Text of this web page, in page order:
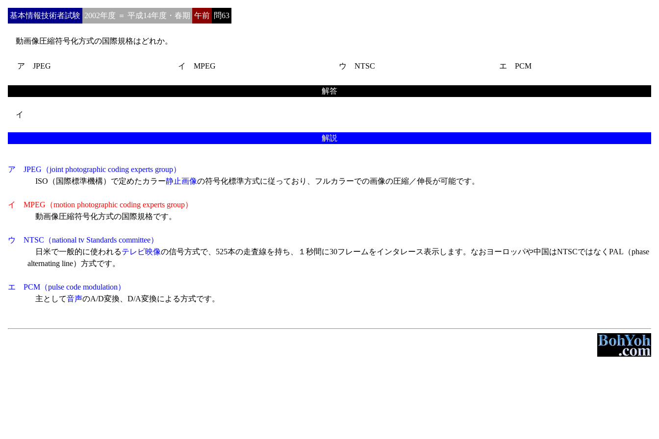
基本情報技術者試験 2002年度 ＝ 平成14年度・春期 午前 問63
動画像圧縮符号化方式の国際規格はどれか。
ア JPEG イ MPEG ウ NTSC エ PCM
解答
イ
解説
ア JPEG（joint photographic coding experts group）
ISO（国際標準機構）で定めたカラー静止画像の符号化標準方式に従っており、フルカラーでの画像の圧縮／伸長が可能です。
イ MPEG（motion photographic coding experts group）
動画像圧縮符号化方式の国際規格です。
ウ NTSC（national tv Standards committee）
日米で一般的に使われるテレビ映像の信号方式で、525本の走査線を持ち、１秒間に30フレームをインタレース表示します。なおヨーロッパや中国はNTSCではなくPAL（phase
alternating line）方式です。
エ PCM（pulse code modulation）
主として音声のA/D変換、D/A変換による方式です。